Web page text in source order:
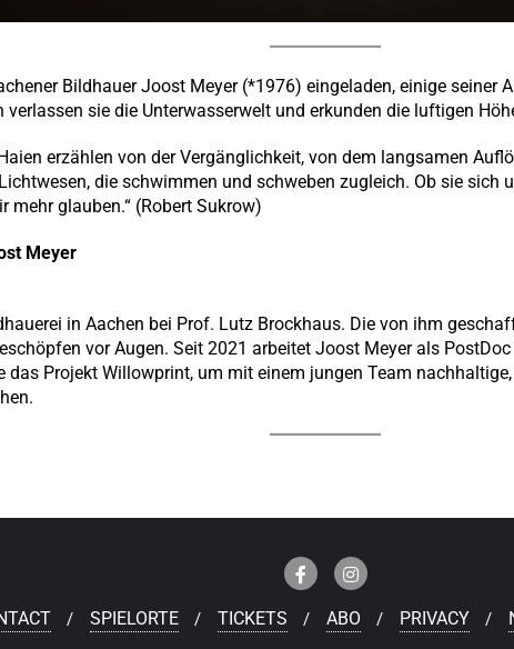
Bildhauer Joost Meyer (*1976) eingeladen, einige seiner
sie die Unterwasserwelt und erkunden die luftigen
erzählen von der Vergänglichkeit, von dem langsamen
die schwimmen und schweben zugleich. Ob sie sich
mehr glauben.“ (Robert Sukrow)
Meyer
in Aachen bei Prof. Lutz Brockhaus. Die von ihm
vor Augen. Seit 2021 arbeitet Joost Meyer als
das Projekt Willowprint, um mit einem jungen Team
SPIELORTE TICKETS ABO PRIVACY